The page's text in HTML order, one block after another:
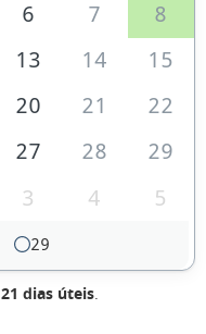
6 7
8
13 14
15
20 21
22
27 28
29
3 4 5
29
21 dias úteis.